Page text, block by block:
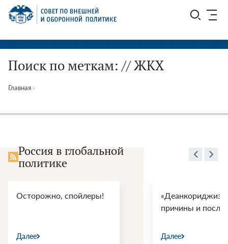
Перейти
СВОП
Поиск по меткам: // ЖКХ
Главная ›
Россия в глобальной
политике
Осторожно, спойлеры!
Далее
причины и
Далее